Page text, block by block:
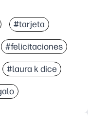
#tarjeta
#felicitaciones
#laura k dice